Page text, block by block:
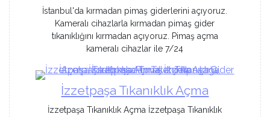
İstanbul'da kırmadan pimaş giderlerini açıyoruz.
Kameralı cihazlarla kırmadan pimaş gider
tıkanıklığını kırmadan açıyoruz. Pimaş açma
kameralı cihazlar ile 7/24
İzzetpaşa Tıkanıklık Açma
İzzetpaşa Tıkanıklık Açma İzzetpaşa Tıkanıklık